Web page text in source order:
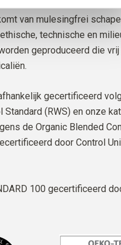
van mulesingfrei
technische en
geproduceerd die vrij
gecertificeerd
Standard (RWS) en onze
de Organic Blended
door Control
100 gecertificeerd